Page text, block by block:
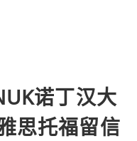
诺丁汉大
思托福留信